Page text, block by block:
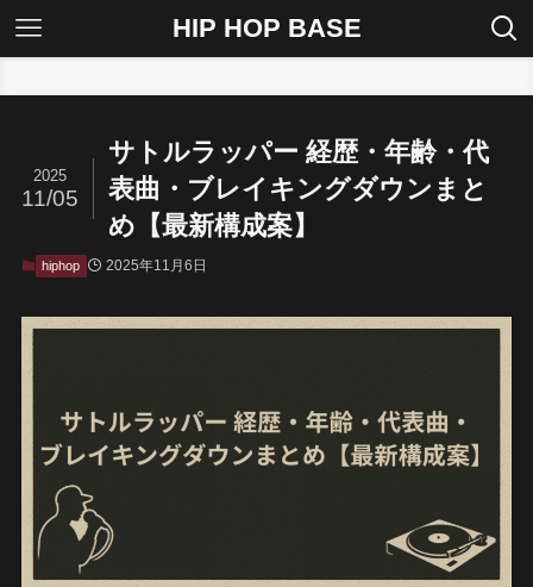
HIP HOP BASE
サトルラッパー 経歴・年齢・代
表曲・ブレイキングダウンまと
め【最新構成案】
2025
11/05
hiphop 2025年11月6日